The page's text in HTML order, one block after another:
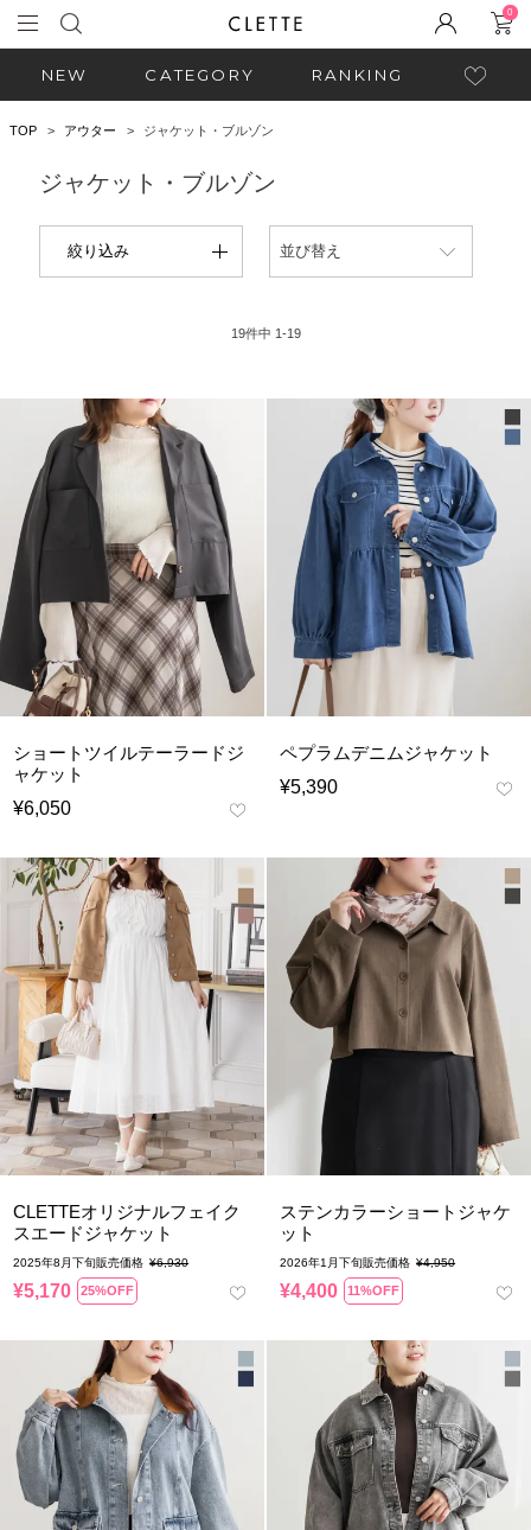
0
NEW CATEGORY RANKING
TOP アウター ジャケット・ブルゾン
ジャケット・ブルゾン
絞り込み 並び替え
19件中 1-19
ショートツイルテーラードジ
ャケット
¥6,050
ペプラムデニムジャケット
¥5,390
CLETTEオリジナルフェイク
スエードジャケット
2025年8月下旬販売価格 ¥6,930
¥5,170 25%OFF
ステンカラーショートジャケ
ット
2026年1月下旬販売価格 ¥4,950
¥4,400 11%OFF